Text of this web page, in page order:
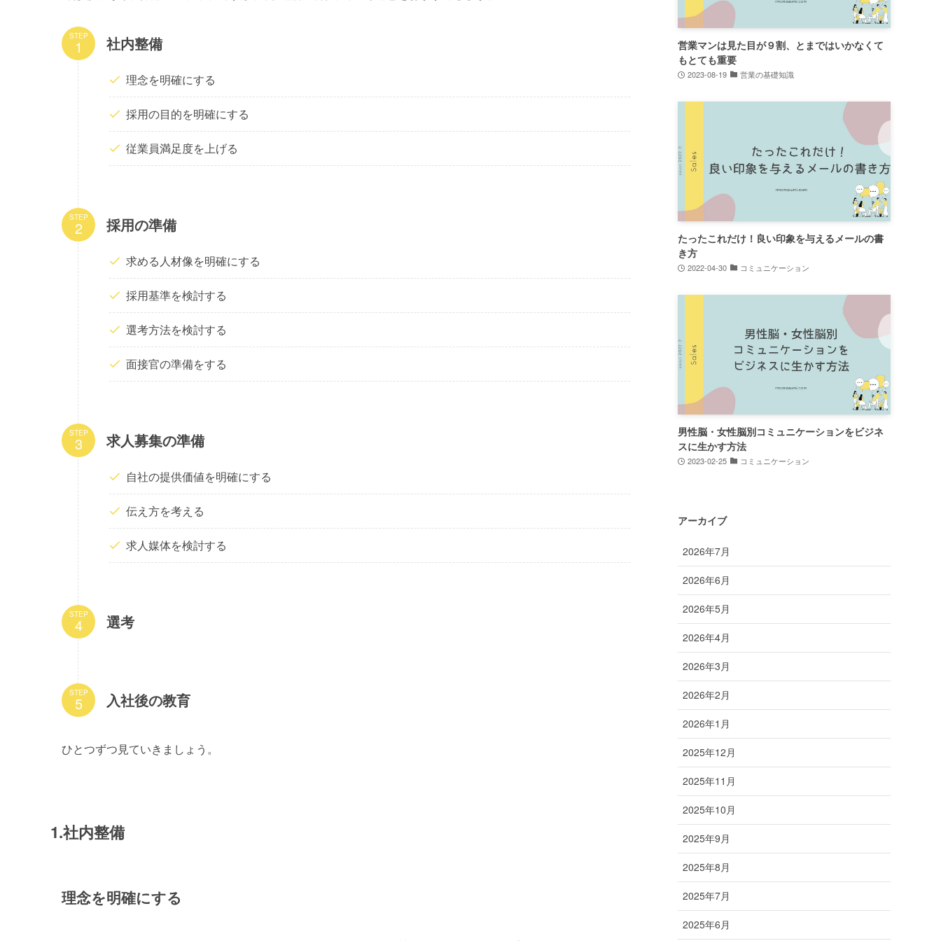
STEP 社内整備
理念を明確にする
採用の目的を明確にする
従業員満足度を上げる
STEP 採用の準備
求める人材像を明確にする
採用基準を検討する
選考方法を検討する
面接官の準備をする
STEP 求人募集の準備
自社の提供価値を明確にする
伝え方を考える
求人媒体を検討する
STEP 選考
STEP 入社後の教育
ひとつずつ見ていきましょう。
1.社内整備
理念を明確にする
営業マンは見た目が９割、とまではいかなくて
もとても重要
2023-08-19 営業の基礎知識
たったこれだけ！良い印象を与えるメールの書
き方
2022-04-30 コミュニケーション
男性脳・女性脳別コミュニケーションをビジネ
スに生かす方法
2023-02-25 コミュニケーション
アーカイブ
2026年7月
2026年6月
2026年5月
2026年4月
2026年3月
2026年2月
2026年1月
2025年12月
2025年11月
2025年10月
2025年9月
2025年8月
2025年7月
2025年6月